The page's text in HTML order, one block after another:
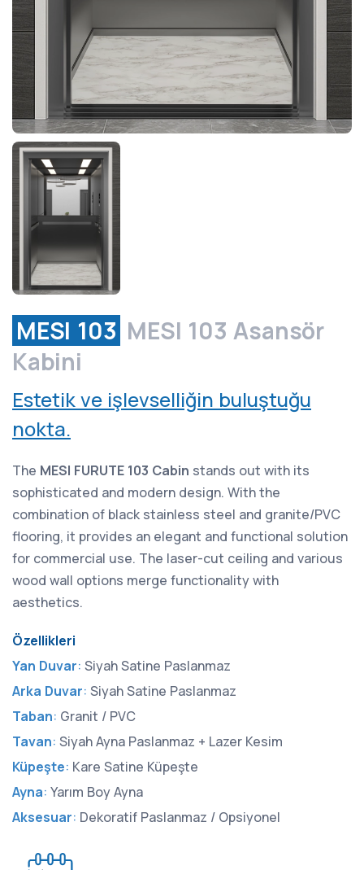
MESI 103 MESI 103 Asansör
Kabini
Estetik ve işlevselliğin buluştuğu
nokta.
The MESI FURUTE 103 Cabin stands out with its
sophisticated and modern design. With the
combination of black stainless steel and granite/PVC
flooring, it provides an elegant and functional solution
for commercial use. The laser-cut ceiling and various
wood wall options merge functionality with
aesthetics.
Özellikleri
Yan Duvar: Siyah Satine Paslanmaz
Arka Duvar: Siyah Satine Paslanmaz
Taban: Granit / PVC
Tavan: Siyah Ayna Paslanmaz + Lazer Kesim
Küpeşte: Kare Satine Küpeşte
Ayna: Yarım Boy Ayna
Aksesuar: Dekoratif Paslanmaz / Opsiyonel